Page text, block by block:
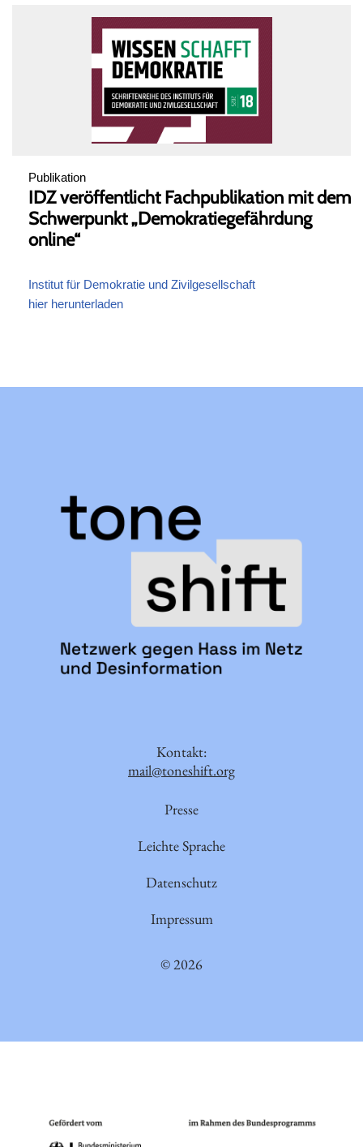
Publikation
IDZ veröffentlicht Fachpublikation mit dem
Schwerpunkt „Demokratiegefährdung
online“
Institut für Demokratie und Zivilgesellschaft
hier herunterladen
Kontakt:
mail@toneshift.org
Presse
Leichte Sprache
Datenschutz
Impressum
© 2026